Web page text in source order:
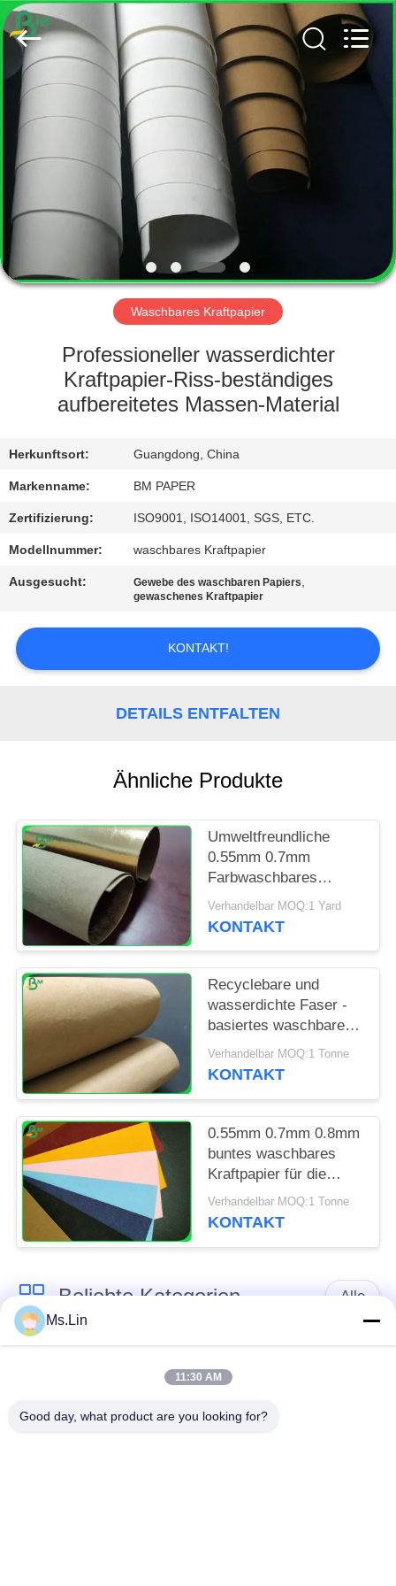
HAUS
PRODUKTE
ÜBER
UNS
FABRIK-
AUSFLUG
QUALITÄTSKONTROLLE
SIE
MIT
UNS
IN
VERBINDUNG
NACHRICHTEN
POLICY
BMPAPER
CO.,
LTD..
Rights
Reserved.
Waschbares Kraftpapier
Professioneller wasserdichter
Kraftpapier-Riss-beständiges
aufbereitetes Massen-Material
Herkunftsort: Guangdong, China
Markenname: BM PAPER
Zertifizierung: ISO9001, ISO14001, SGS, ETC.
Modellnummer: waschbares Kraftpapier
Ausgesucht: Gewebe des waschbaren Papiers,
gewaschenes Kraftpapier
KONTAKT!
DETAILS ENTFALTEN
Ähnliche Produkte
Umweltfreundliche
0.55mm 0.7mm
Farbwaschbares
Kraftpapier für
Geldbörsen-Riss-
Verhandelbar MOQ:1 Yard
KONTAKT
Recyclebare und
wasserdichte Faser -
basiertes waschbares
Kraftpapier für Laptop-
Tasche
Verhandelbar MOQ:1 Tonne
KONTAKT
0.55mm 0.7mm 0.8mm
buntes waschbares
Kraftpapier für die
Versandtaschen-
Herstellung
Verhandelbar MOQ:1 Tonne
KONTAKT
Beliebte Kategorien Alle
Kraftpapierrolle
Ms.Lin
11:30 AM
Good day, what product are you looking for?